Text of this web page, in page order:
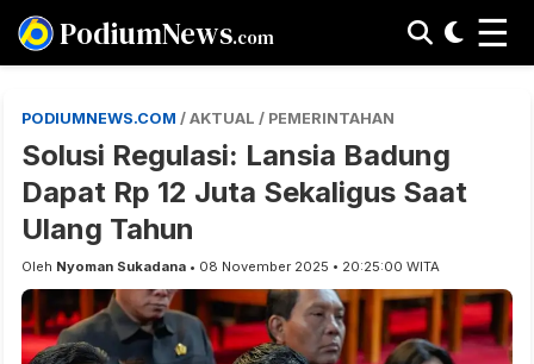
PodiumNews.com ☰
PODIUMNEWS.COM / AKTUAL / PEMERINTAHAN
Solusi Regulasi: Lansia Badung
Dapat Rp 12 Juta Sekaligus Saat
Ulang Tahun
Oleh Nyoman Sukadana • 08 November 2025 • 20:25:00 WITA